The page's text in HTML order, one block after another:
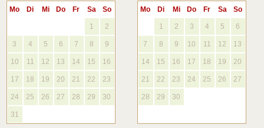
Mo
Di Mi Do Fr Sa So
1 2
3 4 5 6 7 8 9
10 11 12 13 14 15 16
17 18 19 20 21 22 23
24 25 26 27 28 29 30
31
Mo
Di Mi Do Fr Sa So
1 2 3 4 5 6
7 8 9 10 11 12 13
14 15 16 17 18 19 20
21 22 23 24 25 26 27
28 29 30